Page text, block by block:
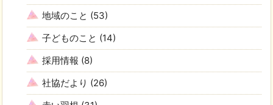
地域のこと (53)
子どものこと (14)
採用情報 (8)
社協だより (26)